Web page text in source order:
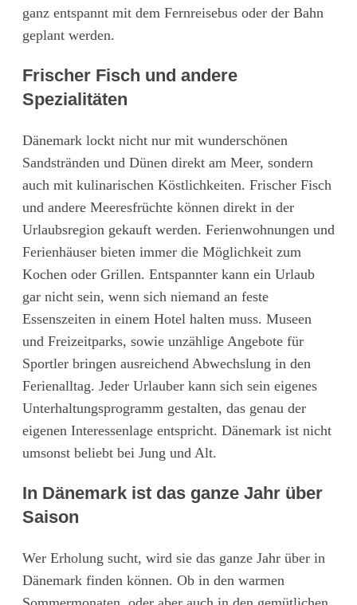
ganz entspannt mit dem Fernreisebus oder der Bahn
geplant werden.
Frischer Fisch und andere
Spezialitäten
Dänemark lockt nicht nur mit wunderschönen
Sandstränden und Dünen direkt am Meer, sondern
auch mit kulinarischen Köstlichkeiten. Frischer Fisch
und andere Meeresfrüchte können direkt in der
Urlaubsregion gekauft werden. Ferienwohnungen und
Ferienhäuser bieten immer die Möglichkeit zum
Kochen oder Grillen. Entspannter kann ein Urlaub
gar nicht sein, wenn sich niemand an feste
Essenszeiten in einem Hotel halten muss. Museen
und Freizeitparks, sowie unzählige Angebote für
Sportler bringen ausreichend Abwechslung in den
Ferienalltag. Jeder Urlauber kann sich sein eigenes
Unterhaltungsprogramm gestalten, das genau der
eigenen Interessenlage entspricht. Dänemark ist nicht
umsonst beliebt bei Jung und Alt.
In Dänemark ist das ganze Jahr über
Saison
Wer Erholung sucht, wird sie das ganze Jahr über in
Dänemark finden können. Ob in den warmen